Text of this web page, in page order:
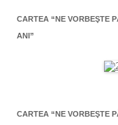
CARTEA “NE VORBEŞTE
ANI”
CARTEA “NE VORBEŞTE